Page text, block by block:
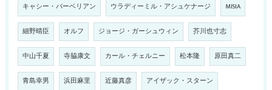
キャシー・バーベリアン ウラディーミル・アシュケナージ MISIA
細野晴臣 オルフ ジョージ・ガーシュウィン 芥川也寸志
中山千夏 寺脇康文 カール・チェルニー 松本隆 原田真二
青島幸男 浜田麻里 近藤真彦 アイザック・スターン